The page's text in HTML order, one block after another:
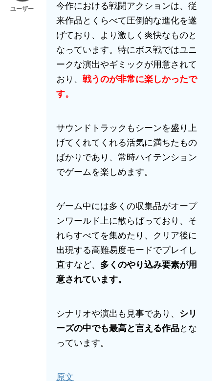
ユーザー
今作における戦闘アクションは、従
来作品とくらべて圧倒的な進化を遂
げており、より激しく爽快なものと
なっています。特にボス戦ではユニ
ークな演出やギミックが用意されて
おり、 戦うのが非常に楽しかったで
す。
サウンドトラックもシーンを盛り上
げてくれてくれる活気に満ちたもの
ばかりであり、常時ハイテンション
でゲームを楽しめます。
ゲーム中には多くの収集品がオープ
ンワールド上に散らばっており、そ
れらすべてを集めたり、クリア後に
出現する高難易度モードでプレイし
直すなど、 多くのやり込み要素が用
意されています。
シナリオや演出も見事であり、 シリ
ーズの中でも最高と言える作品とな
っています。
原文